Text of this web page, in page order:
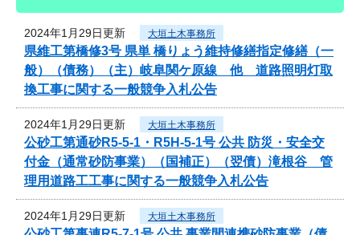
2024年1月29日更新 大垣土木事務所
県維工第橋修3号 県単 橋りょう維持修繕指定修繕（一
般）（債務）（主）岐阜関ケ原線 他 道路照明灯取
換工事に関する一般競争入札公告
2024年1月29日更新 大垣土木事務所
公砂工第通砂R5-5-1・R5H-5-1号 公共 防災・安全交
付金（通常砂防事業）（国補正）（翌債）滝根谷 管
理用道路工工事に関する一般競争入札公告
2024年1月29日更新 大垣土木事務所